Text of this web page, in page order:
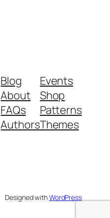
Blog
About
FAQs
Authors
Events
Shop
Patterns
Themes
Designed withWordPress